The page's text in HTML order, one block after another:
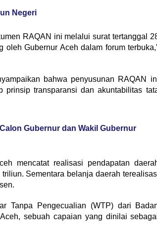
Negeri
RAQAN ini melalui surat tertanggal
Gubernur Aceh dalam forum
bahwa penyusunan RAQAN
prinsip transparansi dan akuntabilitas
Gubernur dan Wakil Gubernur
mencatat realisasi pendapatan
Sementara belanja daerah
Tanpa Pengecualian (WTP) dari
sebuah capaian yang dinilai